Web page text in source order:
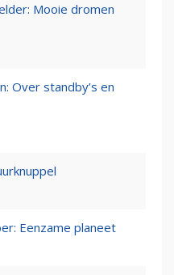
Mooie dromen
Over standby’s en
Eenzame planeet